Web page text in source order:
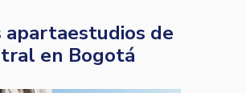
apartaestudios de
en Bogotá